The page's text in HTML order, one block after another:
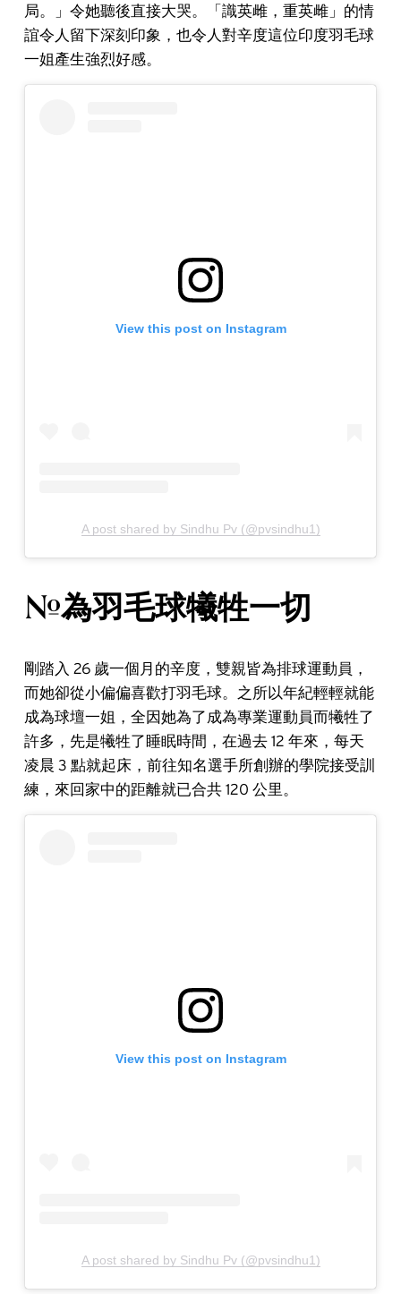
局。」令她聽後直接大哭。「識英雌，重英雌」的情
誼令人留下深刻印象，也令人對辛度這位印度羽毛球
一姐產生強烈好感。
View this post on Instagram
A post shared by Sindhu Pv (@pvsindhu1)
#為羽毛球犧牲一切
剛踏入 26 歲一個月的辛度，雙親皆為排球運動員，
而她卻從小偏偏喜歡打羽毛球。之所以年紀輕輕就能
成為球壇一姐，全因她為了成為專業運動員而犧牲了
許多，先是犧牲了睡眠時間，在過去 12 年來，每天
凌晨 3 點就起床，前往知名選手所創辦的學院接受訓
練，來回家中的距離就已合共 120 公里。
View this post on Instagram
A post shared by Sindhu Pv (@pvsindhu1)